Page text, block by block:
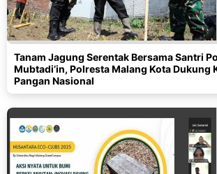
Tanam Jagung Serentak Bersama Santri
Mubtadi’in, Polresta Malang Kota Dukung
Pangan Nasional